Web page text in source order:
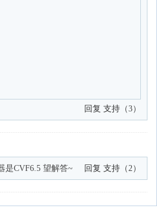
回复 支持 （3）
是CVF6.5 望解答~ 回复 支持 （2）